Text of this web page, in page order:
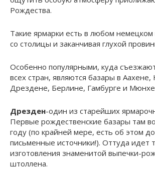
Рождества.
Такие ярмарки есть в любом немецком
со столицы и заканчивая глухой
Особенно популярными, куда
всех стран, являются базары в
Дрездене, Берлине, Гамбурге и
Дрезден-один из старейших
Первые рождественские базары там
году (по крайней мере, есть об этом
письменные источники!). Оттуда идет
изготовления знаменитой выпечки-
штоллена.